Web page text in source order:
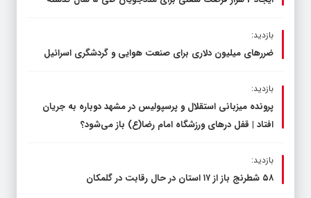
بازدید:
ضررهای میلیون دلاری برای صنعت هوایی و گردشگری اسرائیل
بازدید:
پرونده میزبانی استقلال و پرسپولیس در مشهد دوباره به جریان
افتاد | قفل در‌های ورزشگاه امام رضا(ع) باز می‌شود؟
بازدید:
۵۸ شطرنج‌ باز از ۱۷ استان در حال رقابت در گلمکان